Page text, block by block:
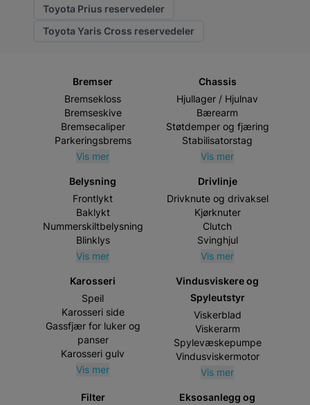
Toyota Prius reservedeler
Toyota Yaris Cross reservedeler
Bremser
Bremsekloss
Bremseskive
Bremsecaliper
Parkeringsbrems
Vis mer
Chassis
Hjullager / Hjulnav
Bærearm
Støtdemper og fjæring
Stabilisatorstag
Vis mer
Belysning
Frontlykt
Baklykt
Nummerskiltbelysning
Blinklys
Vis mer
Drivlinje
Drivknute og drivaksel
Kjørknuter
Clutch
Svinghjul
Vis mer
Karosseri
Speil
Karosseri side
Gassfjær for luker og
panser
Karosseri gulv
Vis mer
Vindusviskere og
Spyleutstyr
Viskerblad
Viskerarm
Spylevæskepumpe
Vindusviskermotor
Vis mer
Filter
Eksosanlegg og